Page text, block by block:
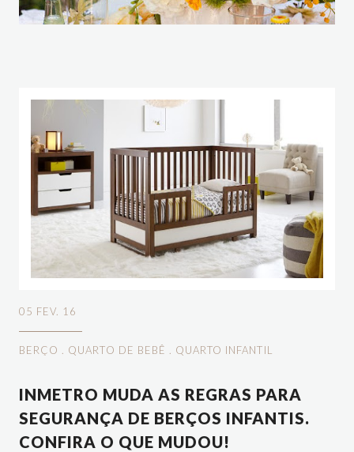
05 FEV. 16
BERÇO QUARTO DE BEBÊ QUARTO INFANTIL
INMETRO MUDA AS REGRAS PARA
SEGURANÇA DE BERÇOS INFANTIS.
CONFIRA O QUE MUDOU!